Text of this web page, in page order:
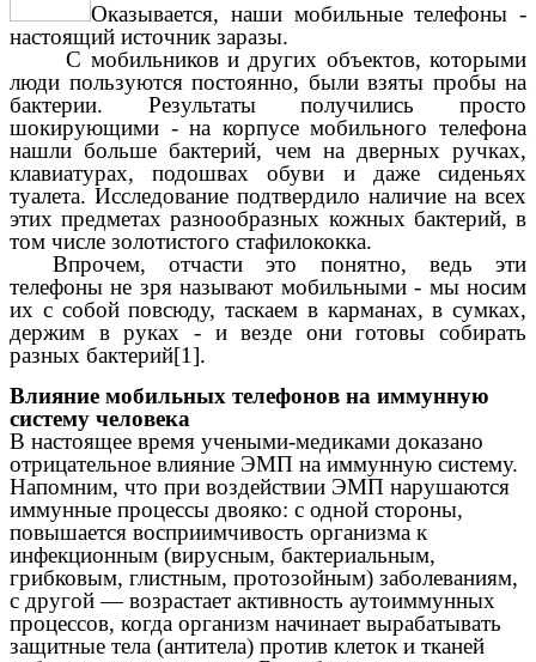
Оказывается, наши мобильные телефоны -
настоящий источник заразы.
С мобильников и других объектов, которыми
люди пользуются постоянно, были взяты пробы на
бактерии. Результаты получились просто
шокирующими - на корпусе мобильного телефона
нашли больше бактерий, чем на дверных ручках,
клавиатурах, подошвах обуви и даже сиденьях
туалета. Исследование подтвердило наличие на всех
этих предметах разнообразных кожных бактерий, в
том числе золотистого стафилококка.
Впрочем, отчасти это понятно, ведь эти
телефоны не зря называют мобильными - мы носим
их с собой повсюду, таскаем в карманах, в сумках,
держим в руках - и везде они готовы собирать
разных бактерий[1].
Влияние мобильных телефонов на иммунную
систему человека
В настоящее время учеными-медиками доказано
отрицательное влияние ЭМП на иммунную систему.
Напомним, что при воздействии ЭМП нарушаются
иммунные процессы двояко: с одной стороны,
повышается восприимчивость организма к
инфекционным (вирусным, бактериальным,
грибковым, глистным, протозойным) заболеваниям,
с другой — возрастает активность аутоиммунных
процессов, когда организм начинает вырабатывать
защитные тела (антитела) против клеток и тканей